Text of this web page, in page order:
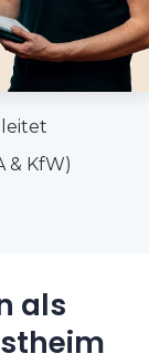
& KfW)
als